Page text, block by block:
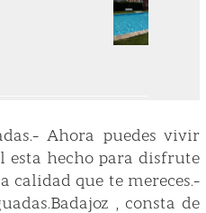
Ahora puedes vivir
esta hecho para disfrute
calidad que te mereces.-
, consta de